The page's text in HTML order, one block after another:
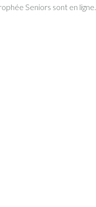
Seniors sont en ligne.